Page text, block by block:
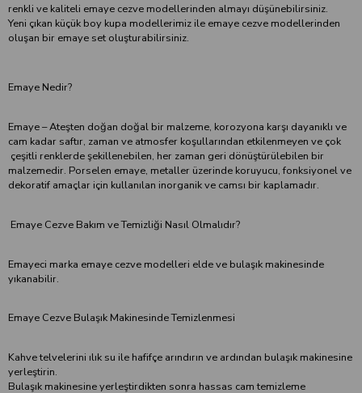
renkli ve kaliteli emaye cezve modellerinden almayı düşünebilirsiniz.
Yeni çıkan küçük boy kupa modellerimiz ile emaye cezve modellerinden
oluşan bir emaye set oluşturabilirsiniz.
Emaye Nedir?
Emaye – Ateşten doğan doğal bir malzeme, korozyona karşı dayanıklı ve
cam kadar saftır, zaman ve atmosfer koşullarından etkilenmeyen ve çok
çeşitli renklerde şekillenebilen, her zaman geri dönüştürülebilen bir
malzemedir. Porselen emaye, metaller üzerinde koruyucu, fonksiyonel ve
dekoratif amaçlar için kullanılan inorganik ve camsı bir kaplamadır.
Emaye Cezve Bakım ve Temizliği Nasıl Olmalıdır?
Emayeci marka emaye cezve modelleri elde ve bulaşık makinesinde
yıkanabilir.
Emaye Cezve Bulaşık Makinesinde Temizlenmesi
Kahve telvelerini ılık su ile hafifçe arındırın ve ardından bulaşık makinesine
yerleştirin.
Bulaşık makinesine yerleştirdikten sonra hassas cam temizleme